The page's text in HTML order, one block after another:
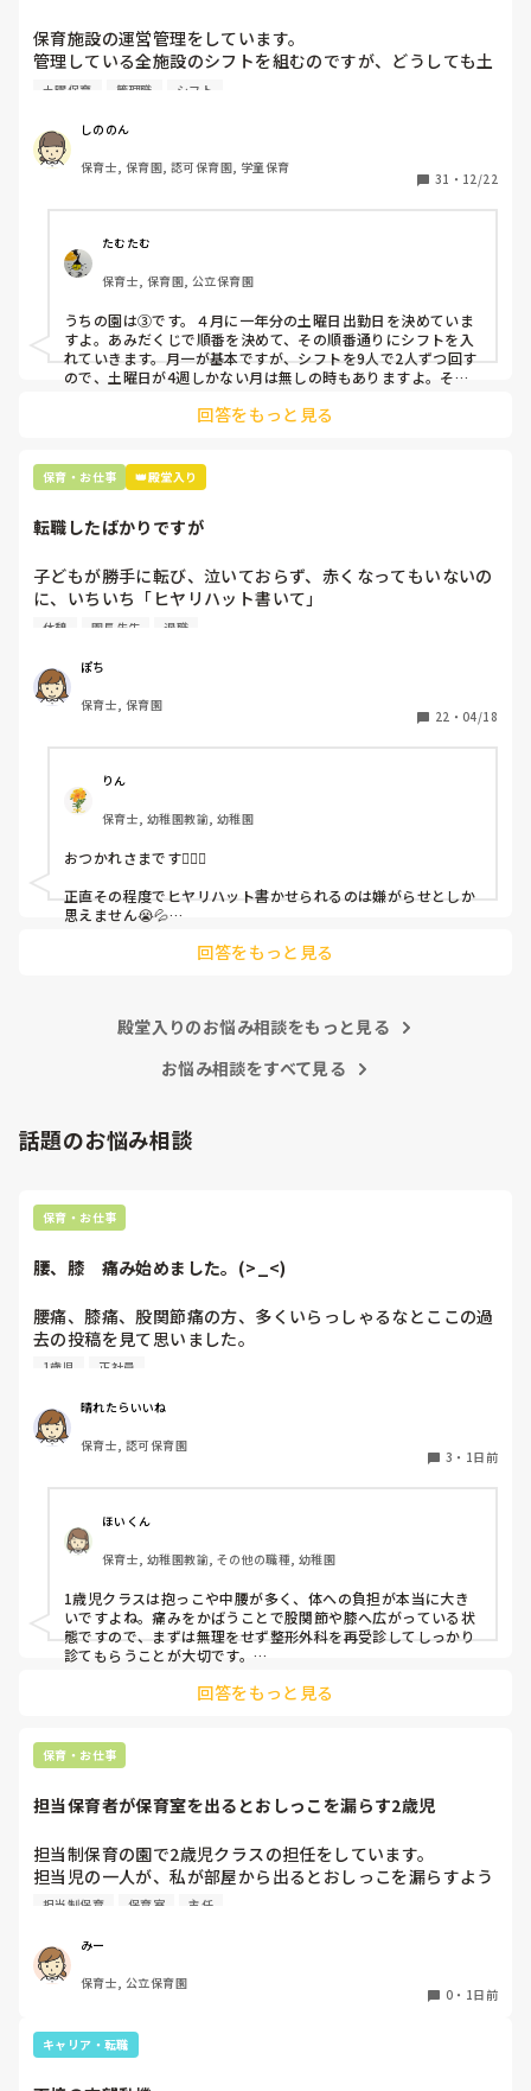
保育施設の運営管理をしています。
管理している全施設のシフトを組むのですが、どうしても土
曜保育だけは入れる方が少なく、いつも苦労しています。
て入職しているはずですが、いざ勤務が始まると一日も土曜
出勤が出来ない方ばかりです。
①土曜日の希望休は2日まで、と制限をかける
②毎月、必ず土曜保育に入ることのできる日を1日だけピッ
クアップしてもらう
③仮シフトが出た時、土曜出勤が難しければ自身で代わりの
人を交渉して見つけてもらう
上記のいずれかの対策を取り入れることを考えています。
土曜保育 管理職 シフト
しののん
保育士, 保育園, 認可保育園, 学童保育
31 ・ 12/22
たむたむ
保育士, 保育園, 公立保育園
うちの園は③です。４月に一年分の土曜日出勤日を決めていま
すよ。あみだくじで順番を決めて、その順番通りにシフトを入
れていきます。月一が基本ですが、シフトを9人で2人ずつ回す
ので、土曜日が4週しかない月は無しの時もありますよ。その
て貰い、主任に報告してます。
回答をもっと見る
保育・お仕事 👑殿堂入り
転職したばかりですが
子どもが勝手に転び、泣いておらず、赤くなってもいないの
に、いちいち「ヒヤリハット書いて」
と書かされ
（そう言う本人は書かない）
しかも、上司に↑この内容でも
ちゃんと考えて対策を練って書き込むようにと。
呼ばれて一緒に対策を考えさせられること多数
これだけで30〜40分拘束されて辛いです
皆さんの園はどうですか?
休憩 園長先生 退職
ぽち
保育士, 保育園
22 ・ 04/18
りん
保育士, 幼稚園教諭, 幼稚園
おつかれさまです🙇🏻‍♀️
正直その程度でヒヤリハット書かせられるのは嫌がらせとしか
思えません😭💦
回答をもっと見る
殿堂入りのお悩み相談をもっと見る
お悩み相談をすべて見る
話題のお悩み相談
保育・お仕事
腰、膝　痛み始めました。(>_<)
腰痛、膝痛、股関節痛の方、多くいらっしゃるなとここの過
去の投稿を見て思いました。
という私も、２週間前、初めて腰痛になりました。
右腰が痛くて、起き上がれない。
ようやく立てたら、しゃがめない。
驚きました。
通院して、コルセット、湿布、痛み止め、電気などで１週間
乗り切ったら
週末には、左が痛みだし、これも痛み止めや湿布で抑えて仕
事をしていたら、
床から支えなしに立ち上がりにくくなり、痛みが走ります。
自転車通勤ですが、それも、膝や太ももに痛みが来始めまし
た。
今は８月。
家でもやることはあります。
日常生活すら支障をきたすほどになりました。
椅子に座って作業をすれば？
と、園で言われました。
なので、子ども椅子程度の高さの踏み台に座って、試してみ
ただじっと座っていても、5分も座ればお尻に痛みがきま
す。
1歳児 正社員
晴れたらいいね
保育士, 認可保育園
3 ・ 1日前
ほいくん
保育士, 幼稚園教諭, その他の職種, 幼稚園
1歳児クラスは抱っこや中腰が多く、体への負担が本当に大き
いですよね。痛みをかばうことで股関節や膝へ広がっている状
態ですので、まずは無理をせず整形外科を再受診してしっかり
診てもらうことが大切です。
用したり、抱っこや重い作業は周囲の先生に相談して頼むよう
回答をもっと見る
保育・お仕事
担当保育者が保育室を出るとおしっこを漏らす2歳児
担当制保育の園で2歳児クラスの担任をしています。
担当児の一人が、私が部屋から出るとおしっこを漏らすよう
になりました。
4月から私への執着が強かったのですが、特に寝かしつけの
時に私がそばに行かないと繰り返し大きい声で呼んだり私が
寝かしつけしている子にちょっかいを出したり、何回もトイ
もしばしば…
パンツで寝れる子が増えてきて、寝かしつけの時にトイレに
担当制保育 保育室 主任
みー
保育士, 公立保育園
0 ・ 1日前
キャリア・転職